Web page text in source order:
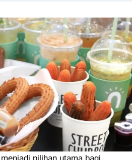
pilihan utama bagi